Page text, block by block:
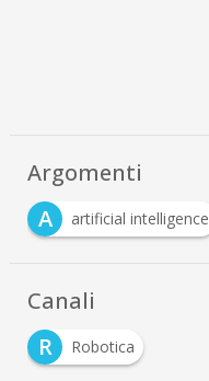
Argomenti
A
artificial intelligence
Canali
R
Robotica